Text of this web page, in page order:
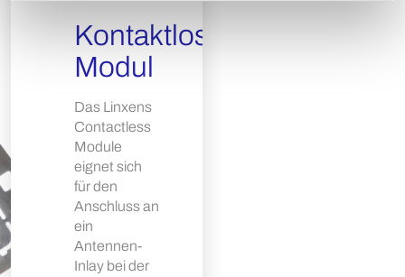
Kontaktloses
Modul
Das Linxens
Contactless
Module
eignet sich
für den
Anschluss an
ein
Antennen-
Inlay bei der